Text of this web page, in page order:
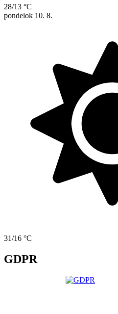
28/13 °C
pondelok 10. 8.
31/16 °C
GDPR